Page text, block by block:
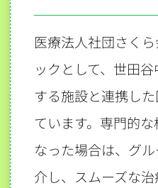
医療法人社団さく
ックとして、世田
する施設と連携し
ています。専門的
なった場合は、グ
介し、スムーズな